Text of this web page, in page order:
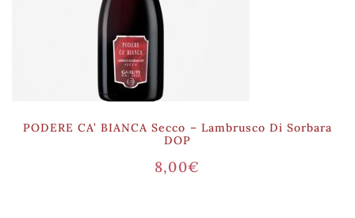
PODERE CA’ BIANCA Secco – Lambrusco Di Sorbara
DOP
8,00€